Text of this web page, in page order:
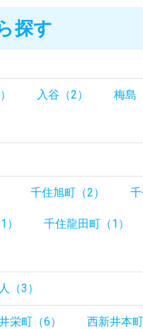
探す
入谷（2） 梅島
千住旭町（2） 千
千住龍田町（1）
（3）
栄町（6） 西新井本町